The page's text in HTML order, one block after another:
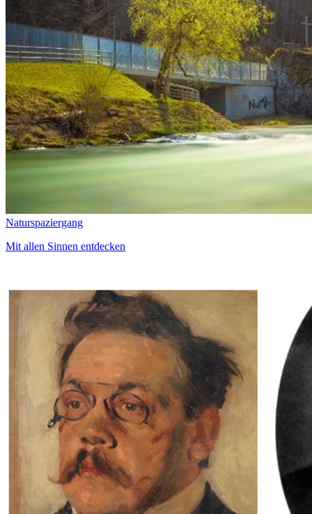
Naturspaziergang
Mit allen Sinnen entdecken